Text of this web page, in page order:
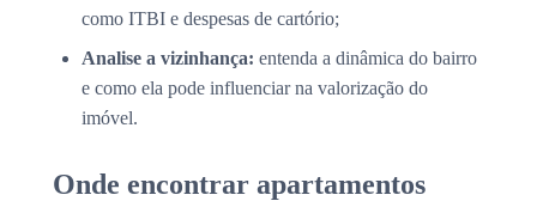
como ITBI e despesas de cartório;
Analise a vizinhança: entenda a dinâmica do bairro
e como ela pode influenciar na valorização do
imóvel.
Onde encontrar apartamentos